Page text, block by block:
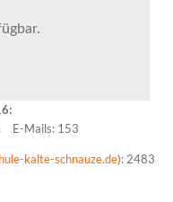
E-Mails: 153
kalte-schnauze.de): 2483